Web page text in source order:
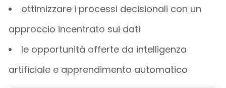
ottimizzare i processi decisionali con un
approccio incentrato sui dati
le opportunità offerte da intelligenza
artificiale e apprendimento automatico